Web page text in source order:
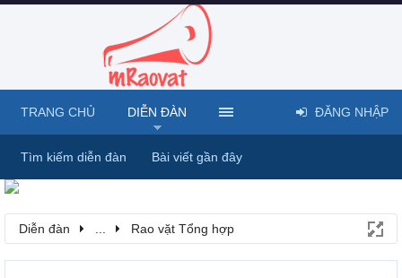
Diễn đàn Rao vặt Tổng hợp
TRANG CHỦ DIỄN ĐÀN
Tìm kiếm diễn đàn Bài viết gần đây
ĐĂNG NHẬP